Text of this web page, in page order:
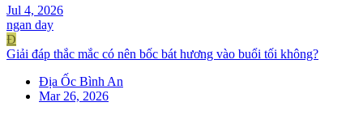
Jul 4, 2026
ngan day
Đ
Giải đáp thắc mắc có nên bốc bát hương vào buổi tối không?
Địa Ốc Bình An
Mar 26, 2026